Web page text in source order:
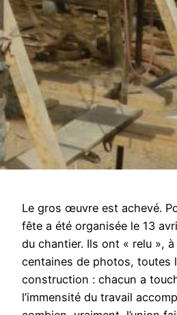
Le gros œuvre est achevé.
fête a été organisée le 13
du chantier. Ils ont « relu », à
centaines de photos, toutes
construction : chacun a
l’immensité du travail